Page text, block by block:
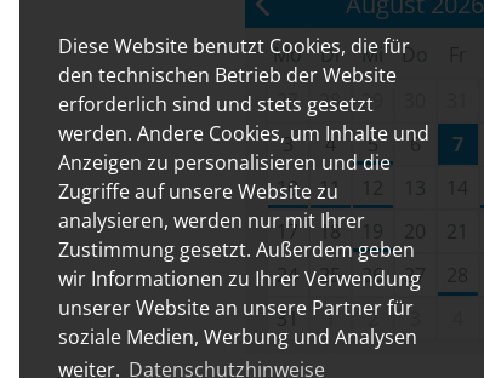
Diese Website benutzt Cookies, die für
den technischen Betrieb der Website
erforderlich sind und stets gesetzt
werden. Andere Cookies, um Inhalte und
Anzeigen zu personalisieren und die
Zugriffe auf unsere Website zu
analysieren, werden nur mit Ihrer
Zustimmung gesetzt. Außerdem geben
wir Informationen zu Ihrer Verwendung
unserer Website an unsere Partner für
soziale Medien, Werbung und Analysen
weiter. Datenschutzhinweise
Mo Di Mi Do
27
28 29
3
4 5 6 7
10
11
17
18
24
25 26 27
31
1 2